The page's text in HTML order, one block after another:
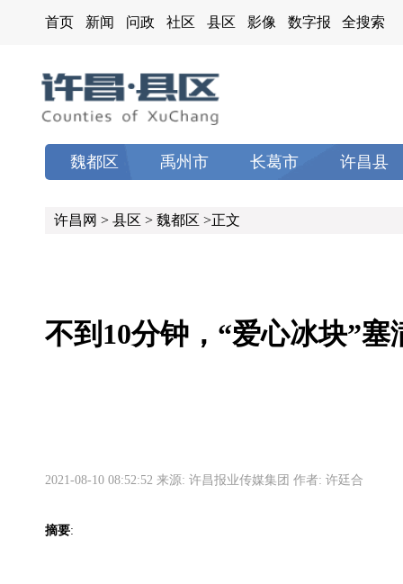
首页 新闻 问政 社区 县区 影像 数字报 全搜索
魏都区 禹州市 长葛市 许昌县
许昌网 > 县区 > 魏都区 >正文
不到10分钟，“爱心冰块”塞
2021-08-10 08:52:52 来源: 许昌报业传媒集团 作者: 许廷合
摘要: